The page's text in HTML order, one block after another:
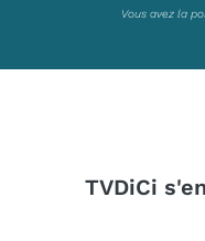
Vous avez la
TVDiCi